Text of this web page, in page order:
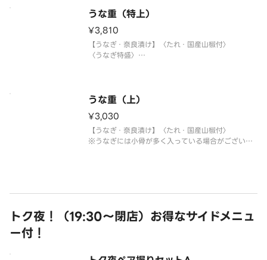
うな重（特上）
¥3,810
【うなぎ・奈良漬け】〈たれ・国産山椒付〉
〈うなぎ特盛〉
うな重（上）
¥3,030
【うなぎ・奈良漬け】〈たれ・国産山椒付〉
※うなぎには小骨が多く入っている場合がございま
トク夜！（19:30～閉店）お得なサイドメニュ
ー付！